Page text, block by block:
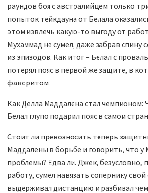
раундов боя с австралийцем только
попыток тейкдауна от Белала
этом извлечь какую-то выгоду от
Мухаммад не сумел, даже забрав спину
из эпизодов. Как итог – Белал с
потерял пояс в первой же защите, в
фаворитом.
Как Делла Маддалена стал чемпионом:
Белал глупо подарил пояс в самом
Стоит ли превозносить теперь
Маддалены в борьбе и говорить, что у
проблемы? Едва ли. Джек, безусловно,
работу, сумел навязать сопернику свой
выдерживал дистанцию и разбивал